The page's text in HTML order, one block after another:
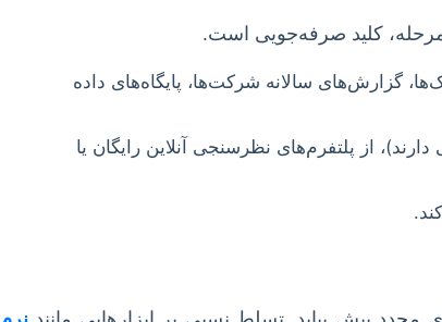
کلید صرفه‌جویی است.
گزارش‌های سالانه شرکت‌ها، پایگاه‌های داده
از پلتفرم‌های نظرسنجی آنلاین رایگان یا